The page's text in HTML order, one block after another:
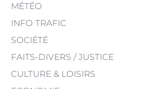
MÉTÉO
INFO TRAFIC
SOCIÉTÉ
FAITS-DIVERS / JUSTICE
CULTURE & LOISIRS